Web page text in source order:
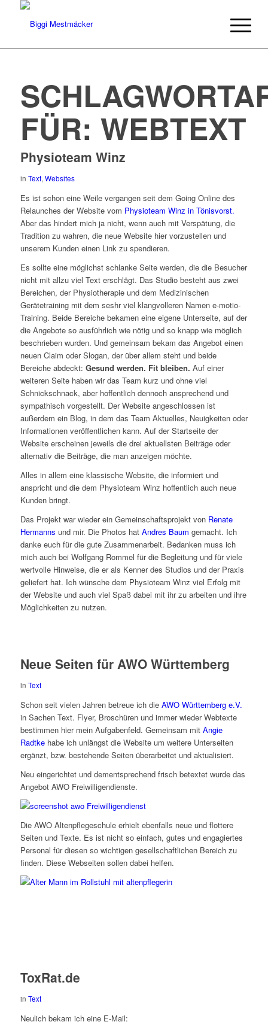
FÜR: WEBTEXT
Physioteam Winz
in Text, Websites
Es ist schon eine Weile vergangen seit dem Going Online des
Relaunches der Website vom Physioteam Winz in Tönisvorst.
Aber das hindert mich ja nicht, wenn auch mit Verspätung, die
Tradition zu wahren, die neue Website hier vorzustellen und
unserem Kunden einen Link zu spendieren.
Es sollte eine möglichst schlanke Seite werden, die die Besucher
nicht mit allzu viel Text erschlägt. Das Studio besteht aus zwei
Bereichen, der Physiotherapie und dem Medizinischen
Gerätetraining mit dem seshr viel klangvolleren Namen e-motio-
Training. Beide Bereiche bekamen eine eigene Unterseite, auf der
die Angebote so ausführlich wie nötig und so knapp wie möglich
beschrieben wurden. Und gemeinsam bekam das Angebot einen
neuen Claim oder Slogan, der über allem steht und beide
Bereiche abdeckt: Gesund werden. Fit bleiben. Auf einer
weiteren Seite haben wir das Team kurz und ohne viel
Schnickschnack, aber hoffentlich dennoch ansprechend und
sympathisch vorgestellt. Der Website angeschlossen ist
außerdem ein Blog, in dem das Team Aktuelles, Neuigkeiten oder
Informationen veröffentlichen kann. Auf der Startseite der
Website erscheinen jeweils die drei aktuellsten Beiträge oder
alternativ die Beiträge, die man anzeigen möchte.
Alles in allem eine klassische Website, die informiert und
anspricht und die dem Physioteam Winz hoffentlich auch neue
Kunden bringt.
Das Projekt war wieder ein Gemeinschaftsprojekt von Renate
Hermanns und mir. Die Photos hat Andres Baum gemacht. Ich
danke euch für die gute Zusammenarbeit. Bedanken muss ich
mich auch bei Wolfgang Rommel für die Begleitung und für viele
wertvolle Hinweise, die er als Kenner des Studios und der Praxis
geliefert hat. Ich wünsche dem Physioteam Winz viel Erfolg mit
der Website und auch viel Spaß dabei mit ihr zu arbeiten und ihre
Möglichkeiten zu nutzen.
Neue Seiten für AWO Württemberg
in Text
Schon seit vielen Jahren betreue ich die AWO Württemberg e.V.
in Sachen Text. Flyer, Broschüren und immer wieder Webtexte
bestimmen hier mein Aufgabenfeld. Gemeinsam mit Angie
Radtkehabe ich unlängst die Website um weitere Unterseiten
ergänzt, bzw. bestehende Seiten überarbeitet und aktualisiert.
Neu eingerichtet und dementsprechend frisch betextet wurde das
Angebot AWO Freiwilligendienste.
Die AWO Altenpflegeschule erhielt ebenfalls neue und flottere
Seiten und Texte. Es ist nicht so einfach, gutes und engagiertes
Personal für diesen so wichtigen gesellschaftlichen Bereich zu
finden. Diese Webseiten sollen dabei helfen.
ToxRat.de
in Text
Neulich bekam ich eine E-Mail: